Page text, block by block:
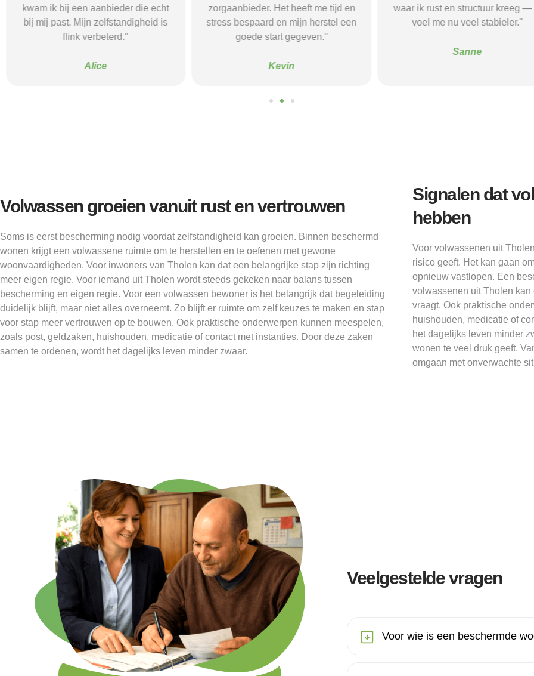
kwam ik bij een aanbieder die echt
bij mij past. Mijn zelfstandigheid is
flink verbeterd."
Alice
zorgaanbieder. Het heeft me tijd en
stress bespaard en mijn herstel een
goede start gegeven."
Kevin
waar ik rust en structuur kreeg —
voel me nu veel stabieler."
Sanne
Volwassen groeien vanuit rust en vertrouwen
Soms is eerst bescherming nodig voordat zelfstandigheid kan groeien. Binnen beschermd
wonen krijgt een volwassene ruimte om te herstellen en te oefenen met gewone
woonvaardigheden. Voor inwoners van Tholen kan dat een belangrijke stap zijn richting
meer eigen regie. Voor iemand uit Tholen wordt steeds gekeken naar balans tussen
bescherming en eigen regie. Voor een volwassen bewoner is het belangrijk dat begeleiding
duidelijk blijft, maar niet alles overneemt. Zo blijft er ruimte om zelf keuzes te maken en stap
voor stap meer vertrouwen op te bouwen. Ook praktische onderwerpen kunnen meespelen,
zoals post, geldzaken, huishouden, medicatie of contact met instanties. Door deze zaken
samen te ordenen, wordt het dagelijks leven minder zwaar.
Signalen dat
hebben
Voor volwassenen uit
risico geeft. Het kan gaan
opnieuw vastlopen. Een
volwassenen uit Tholen
vraagt. Ook praktische
huishouden, medicatie of
het dagelijks leven minder
wonen te veel druk geeft.
omgaan met onverwachte
Veelgestelde vragen
Voor wie is een beschermde